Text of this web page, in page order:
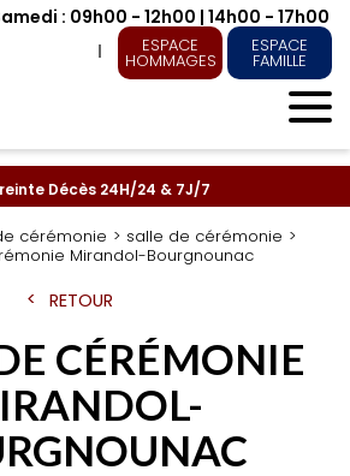
: 09h00 - 12h00 | 14h00 - 17h00
Décès 24H/24 & 7J/7
ESPACE
HOMMAGES
ESPACE
FAMILLE
cérémonie
salle de cérémonie
Mirandol-Bourgnounac
RETOUR
CÉRÉMONIE